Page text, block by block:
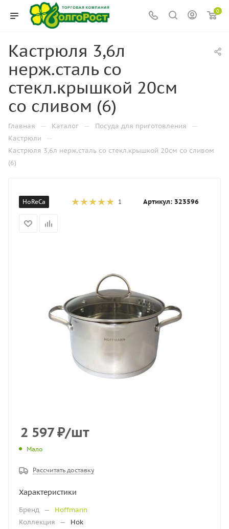
0
Кастрюля 3,6л
нерж.сталь со
стекл.крышкой 20см
со сливом (6)
Главная — Каталог — Посуда для приготовления —
Кастрюли —
Кастрюля 3,6л нерж.сталь со стекл.крышкой 20см со сливом
(6)
HoReCa 1 Артикул: 323596
2 597₽/шт
Мало
Рассчитать доставку
Характеристики
Бренд —
Hoffmann
Коллекция
—
Hok